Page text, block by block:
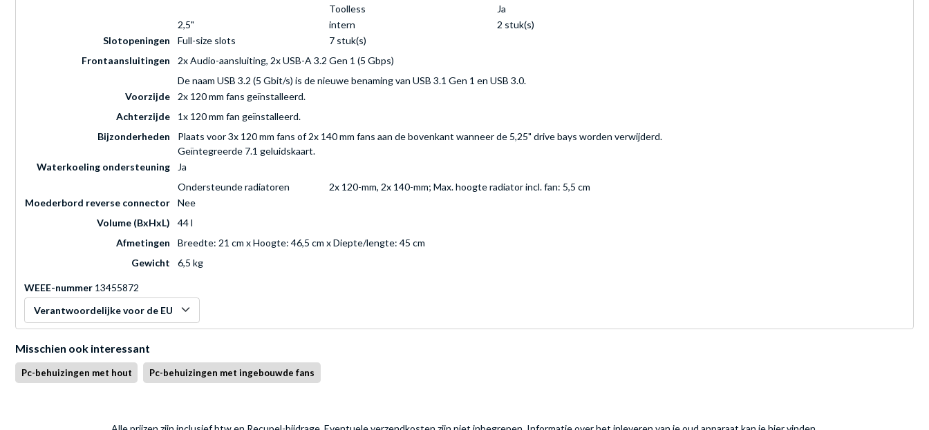
Toolless
Ja
2,5"
intern
2 stuk(s)
Slotopeningen
Full-size slots
7 stuk(s)
Frontaansluitingen
2x Audio-aansluiting, 2x USB-A 3.2 Gen 1 (5 Gbps)
De naam USB 3.2 (5 Gbit/s) is de nieuwe benaming van USB 3.1 Gen 1 en USB 3.0.
Voorzijde
2x 120 mm fans geïnstalleerd.
Achterzijde
1x 120 mm fan geïnstalleerd.
Bijzonderheden
Plaats voor 3x 120 mm fans of 2x 140 mm fans aan de bovenkant wanneer de 5,25" drive bays worden verwijderd.
Geïntegreerde 7.1 geluidskaart.
Waterkoeling ondersteuning
Ja
Ondersteunde radiatoren
2x 120-mm, 2x 140-mm; Max. hoogte radiator incl. fan: 5,5 cm
Moederbord reverse connector
Nee
Volume (BxHxL)
44 l
Afmetingen
Breedte: 21 cm x Hoogte: 46,5 cm x Diepte/lengte: 45 cm
Gewicht
6,5 kg
WEEE-nummer 13455872
Verantwoordelijke voor de EU
Misschien ook interessant
Pc-behuizingen met hout Pc-behuizingen met ingebouwde fans